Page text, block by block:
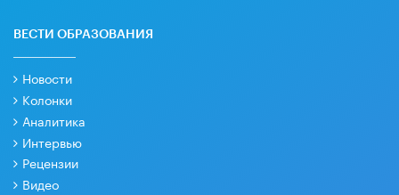
ВЕСТИ ОБРАЗОВАНИЯ
Новости
Колонки
Аналитика
Интервью
Рецензии
Видео